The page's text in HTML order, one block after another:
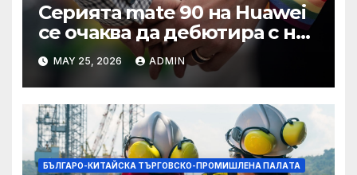
Серията mate 90 на Huawei
се очаква да дебютира с нов
чип Kirin тази есен ·
TechNode
MAY 25, 2026 ADMIN
БЪЛГАРО-КИТАЙСКА ТЪРГОВСКО-ПРОМИШЛЕНА ПАЛAТА